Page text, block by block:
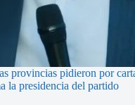
provincias pidieron por
la presidencia del partido